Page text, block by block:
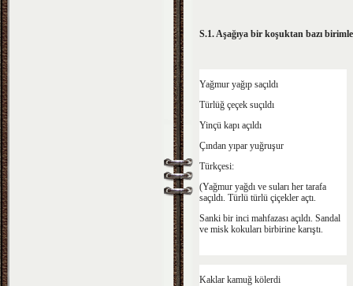
S.1. Aşağıya bir koşuktan bazı
Yağmur yağıp saçıldı
Türlüğ çeçek suçıldı
Yinçü kapı açıldı
Çından yıpar yuğruşur
Türkçesi:
(Yağmur yağdı ve suları her tarafa
saçıldı. Türlü türlü çiçekler açtı.
Sanki bir inci mahfazası açıldı. Sandal
ve misk kokuları birbirine karıştı.
Kaklar kamuğ kölerdi